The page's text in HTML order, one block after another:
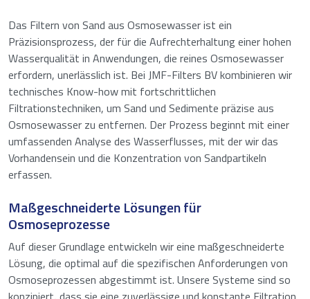
Das Filtern von Sand aus Osmosewasser ist ein
Präzisionsprozess, der für die Aufrechterhaltung einer hohen
Wasserqualität in Anwendungen, die reines Osmosewasser
erfordern, unerlässlich ist. Bei JMF-Filters BV kombinieren wir
technisches Know-how mit fortschrittlichen
Filtrationstechniken, um Sand und Sedimente präzise aus
Osmosewasser zu entfernen. Der Prozess beginnt mit einer
umfassenden Analyse des Wasserflusses, mit der wir das
Vorhandensein und die Konzentration von Sandpartikeln
erfassen.
Maßgeschneiderte Lösungen für
Osmoseprozesse
Auf dieser Grundlage entwickeln wir eine maßgeschneiderte
Lösung, die optimal auf die spezifischen Anforderungen von
Osmoseprozessen abgestimmt ist. Unsere Systeme sind so